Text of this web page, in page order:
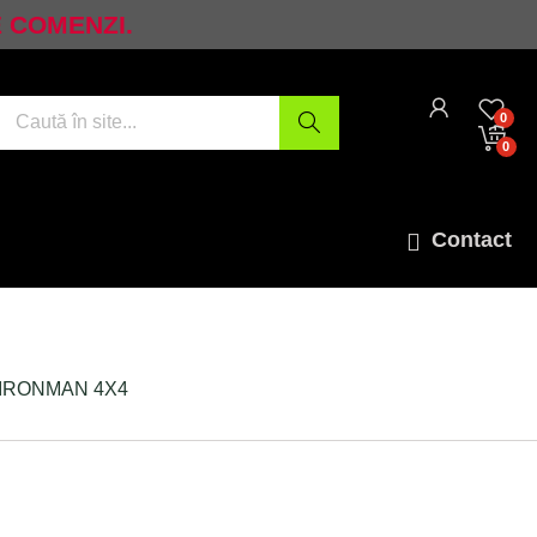
0
0
Contact
4X4